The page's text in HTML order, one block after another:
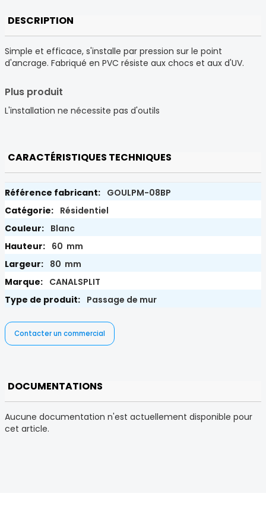
DESCRIPTION
Simple et efficace, s'installe par pression sur le point
d'ancrage. Fabriqué en PVC résiste aux chocs et aux d'UV.
Plus produit
L'installation ne nécessite pas d'outils
CARACTÉRISTIQUES TECHNIQUES
GOULPM-08BP
Résidentiel
Blanc
60 mm
80 mm
CANALSPLIT
Passage de mur
Contacter un commercial
DOCUMENTATIONS
Aucune documentation n'est actuellement disponible pour
cet article.